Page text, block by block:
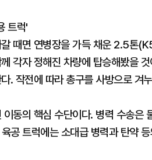
트럭'
때면 연병장을 가득 채운 2.5톤
각자 정해진 차량에 탑승해봤을
. 작전에 따라 총구를 사방으로 겨
동의 핵심 수단이다. 병력 수송은
공 트럭에는 소대급 병력과 탄약